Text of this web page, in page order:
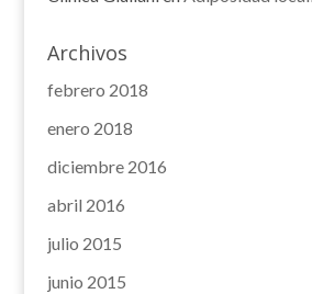
Archivos
febrero 2018
enero 2018
diciembre 2016
abril 2016
julio 2015
junio 2015